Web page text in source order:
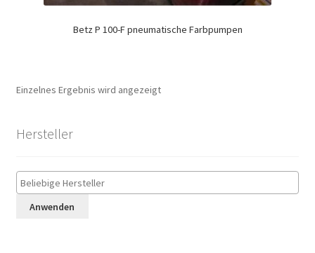
Betz P 100-F pneumatische Farbpumpen
Einzelnes Ergebnis wird angezeigt
Hersteller
Anwenden